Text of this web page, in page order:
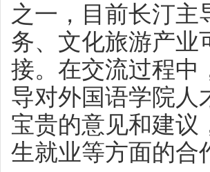
之一，目前长汀主
务、文化旅游产业
接。在交流过程中
导对外国语学院人
宝贵的意见和建议
生就业等方面的合